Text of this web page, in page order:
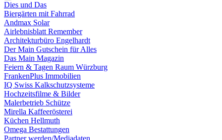
Dies und Das
Biergärten mit Fahrrad
Andmax Solar
Airlebnisblatt Remember
Architekturbüro Engelhardt
Der Main Gutschein für Alles
Das Main Magazin
Feiern & Tagen Raum Würzburg
FrankenPlus Immobilien
IQ Swiss Kalkschutzsysteme
Hochzeitsfilme & Bilder
Malerbetrieb Schütze
Mirella Kaffeerösterei
Küchen Hellmuth
Omega Bestattungen
Partner werden/Mediadaten